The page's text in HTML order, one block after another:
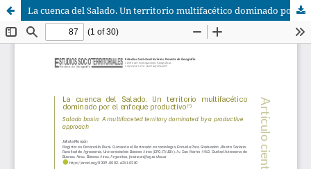
La cuenca del Salado. Un territorio multifacético dominado por el enfoque productivo